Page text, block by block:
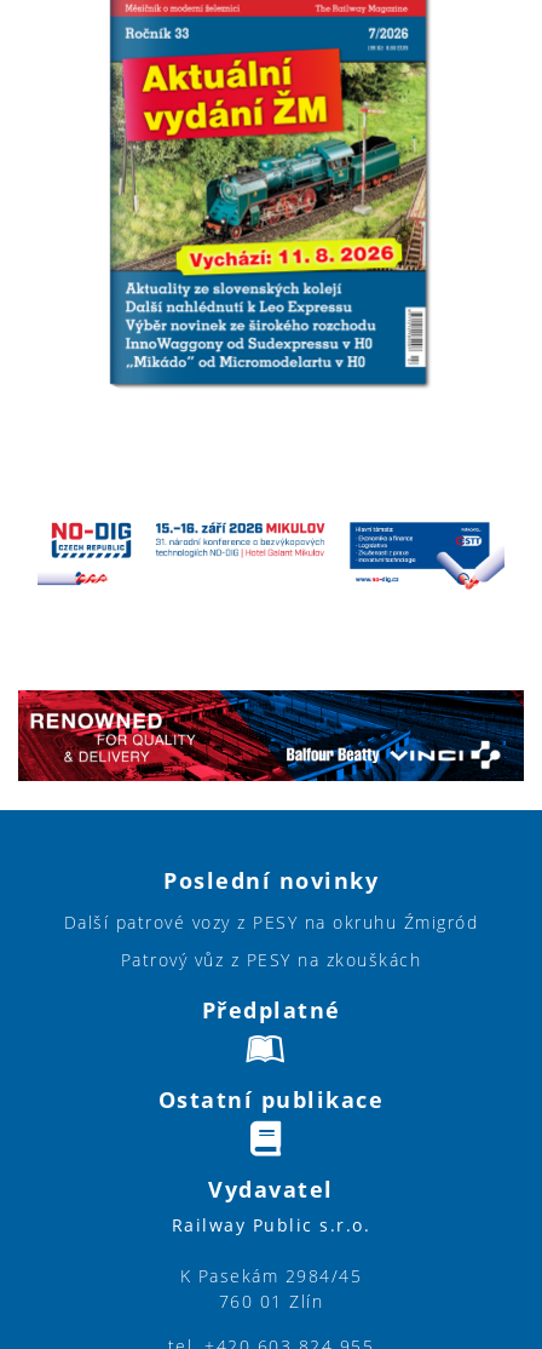
Poslední novinky
Další patrové vozy z PESY na okruhu Źmigród
Patrový vůz z PESY na zkouškách
Předplatné
Ostatní publikace
Vydavatel
Railway Public s.r.o.
K Pasekám 2984/45
760 01 Zlín